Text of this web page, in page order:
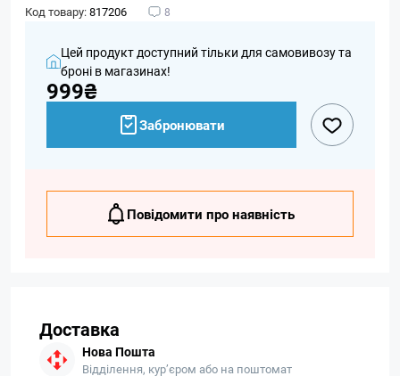
Код товару:817206 8
Цей продукт доступний тільки для самовивозу та
броні в магазинах!
999₴
Забронювати
Повідомити про наявність
Доставка
Нова Пошта
Відділення, кур’єром або на поштомат